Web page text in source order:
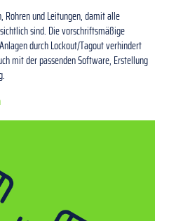
Rohren und Leitungen, damit alle
sind. Die vorschriftsmäßige
durch Lockout/Tagout verhindert
mit der passenden Software, Erstellung